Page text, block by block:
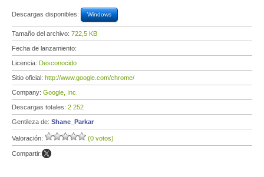
Descargas disponibles: Windows
Tamaño del archivo: 722,5 KB
Fecha de lanzamiento:
Licencia: Desconocido
Sitio oficial: http://www.google.com/chrome/
Company: Google, Inc.
Descargas totales: 2 252
Gentileza de: Shane_Parkar
Valoración: (0 votos)
Compartir: